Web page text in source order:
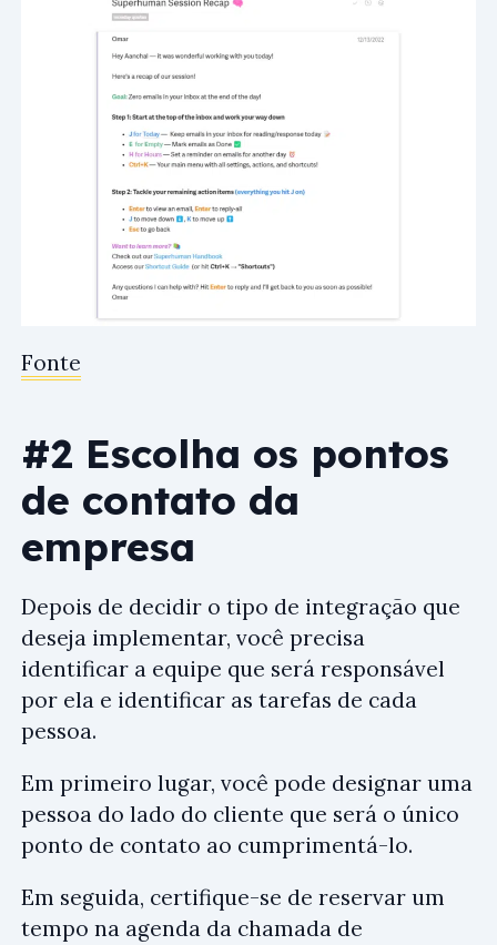
Fonte
#2 Escolha os pontos
de contato da
empresa
Depois de decidir o tipo de integração que
deseja implementar, você precisa
identificar a equipe que será responsável
por ela e identificar as tarefas de cada
pessoa.
Em primeiro lugar, você pode designar uma
pessoa do lado do cliente que será o único
ponto de contato ao cumprimentá-lo.
Em seguida, certifique-se de reservar um
tempo na agenda da chamada de